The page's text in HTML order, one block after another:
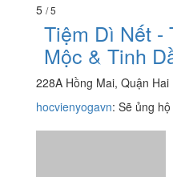
5 / 5
Tiệm Dì Nết -
Mộc & Tinh
228A Hồng Mai, Quận
hocvienyogavn: Sẽ ủng